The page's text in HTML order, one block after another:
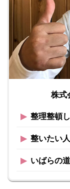
株式
▶︎ 整理整頓
▶︎ 整いたい
▶︎ いばらの